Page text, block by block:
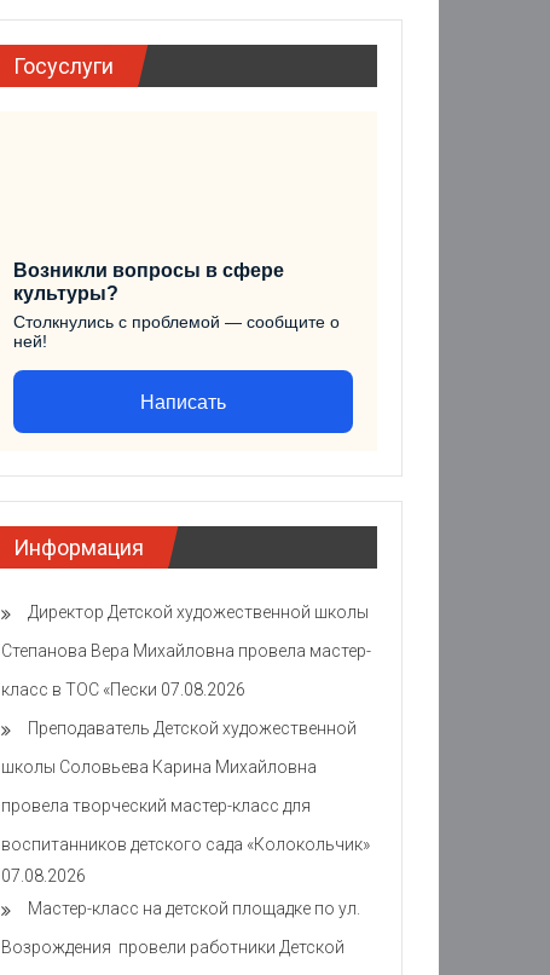
Госуслуги
Возникли вопросы в сфере
культуры?
Столкнулись с проблемой — сообщите о
ней!
Написать
Информация
Директор Детской художественной школы
Степанова Вера Михайловна провела мастер-
класс в ТОС «Пески 07.08.2026
Преподаватель Детской художественной
школы Соловьева Карина Михайловна
провела творческий мастер-класс для
воспитанников детского сада «Колокольчик»
07.08.2026
Мастер-класс на детской площадке по ул.
Возрождения провели работники Детской